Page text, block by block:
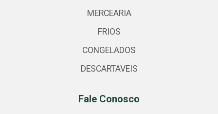
MERCEARIA
FRIOS
CONGELADOS
DESCARTAVEIS
Fale Conosco